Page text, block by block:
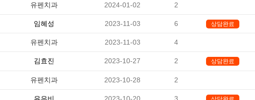
유펜치과 2024-01-02 2
임혜성 2023-11-03 6 상담완료
유펜치과 2023-11-03 4
김효진 2023-10-27 2 상담완료
유펜치과 2023-10-28 2